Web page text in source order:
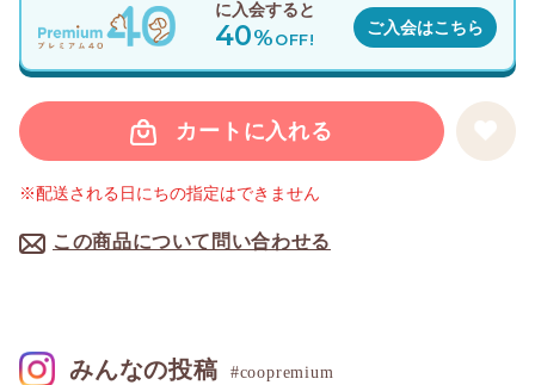
カートに入れる
この商品について問い合わせる
※配送される日にちの指定はできません
に入会すると
40%OFF!
ご入会はこちら
みんなの投稿 #coopremium